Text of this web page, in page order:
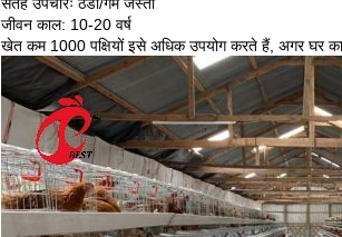
जीवन काल: 10-20 वर्ष
खेत कम 1000 पक्षियों इसे अधिक उपयोग करते हैं, अगर घर